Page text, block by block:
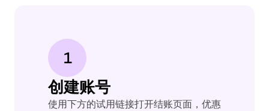
1
创建账号
使用下方的试用链接打开结账页面，优惠